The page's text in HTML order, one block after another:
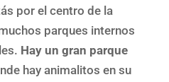
por el centro de la
parques internos
Hay un gran parque
hay animalitos en su